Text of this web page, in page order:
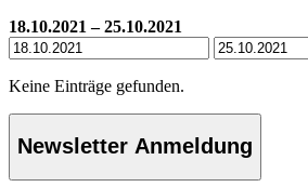
18.10.2021 – 25.10.2021
Keine Einträge gefunden.
Newsletter Anmeldung